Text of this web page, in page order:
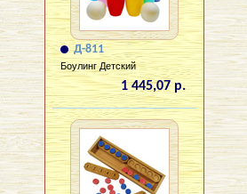
Д-811
Боулинг Детский
1 445,07 р.